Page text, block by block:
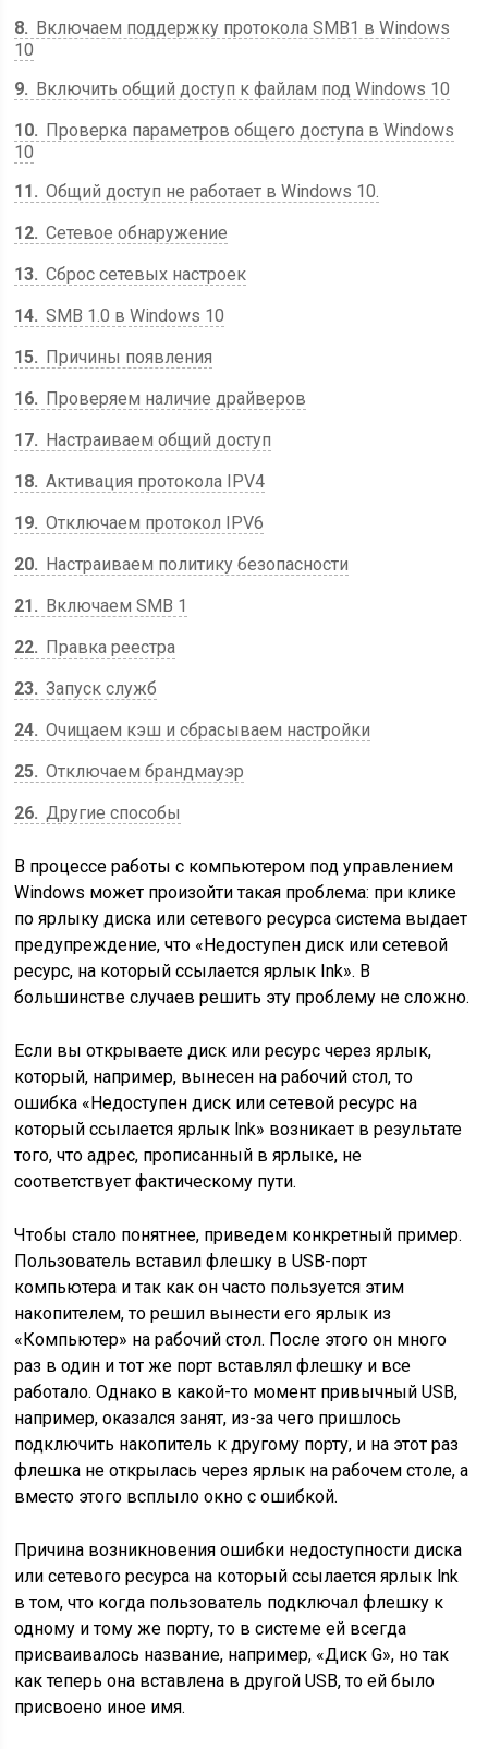
8
Включаем поддержку протокола SMB1 в Windows
10
9
Включить общий доступ к файлам под Windows 10
10
Проверка параметров общего доступа в Windows
10
11
Общий доступ не работает в Windows 10.
12 Сетевое обнаружение
13 Сброс сетевых настроек
14 SMB 1.0 в Windows 10
15
Причины появления
16
Проверяем наличие драйверов
17
Настраиваем общий доступ
18 Активация протокола IPV4
19 Отключаем протокол IPV6
20
Настраиваем политику безопасности
21
Включаем SMB 1
22
Правка реестра
23 Запуск служб
24 Очищаем кэш и сбрасываем настройки
25 Отключаем брандмауэр
26 Другие способы
В процессе работы с компьютером под управлением
Windows может произойти такая проблема: при клике
по ярлыку диска или сетевого ресурса система выдает
предупреждение, что «Недоступен диск или сетевой
ресурс, на который ссылается ярлык Ink». В
большинстве случаев решить эту проблему не сложно.
Если вы открываете диск или ресурс через ярлык,
который, например, вынесен на рабочий стол, то
ошибка «Недоступен диск или сетевой ресурс на
который ссылается ярлык lnk» возникает в результате
того, что адрес, прописанный в ярлыке, не
соответствует фактическому пути.
Чтобы стало понятнее, приведем конкретный пример.
Пользователь вставил флешку в USB-порт
компьютера и так как он часто пользуется этим
накопителем, то решил вынести его ярлык из
«Компьютер» на рабочий стол. После этого он много
раз в один и тот же порт вставлял флешку и все
работало. Однако в какой-то момент привычный USB,
например, оказался занят, из-за чего пришлось
подключить накопитель к другому порту, и на этот раз
флешка не открылась через ярлык на рабочем столе, а
вместо этого всплыло окно с ошибкой.
Причина возникновения ошибки недоступности диска
или сетевого ресурса на который ссылается ярлык lnk
в том, что когда пользователь подключал флешку к
одному и тому же порту, то в системе ей всегда
присваивалось название, например, «Диск G», но так
как теперь она вставлена в другой USB, то ей было
присвоено иное имя.